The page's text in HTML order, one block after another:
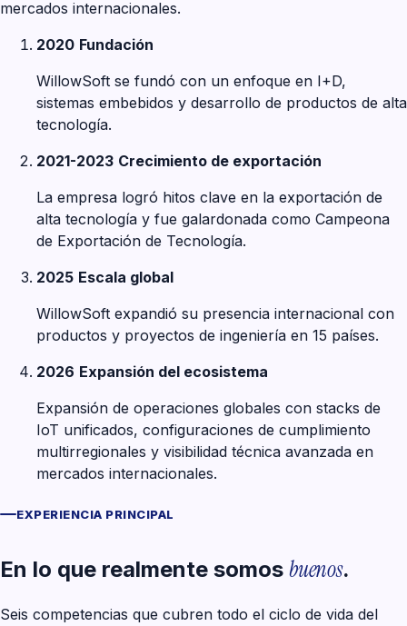
mercados internacionales.
2020 Fundación
WillowSoft se fundó con un enfoque en I+D,
sistemas embebidos y desarrollo de productos de alta
tecnología.
2021-2023 Crecimiento de exportación
La empresa logró hitos clave en la exportación de
alta tecnología y fue galardonada como Campeona
de Exportación de Tecnología.
2025 Escala global
WillowSoft expandió su presencia internacional con
productos y proyectos de ingeniería en 15 países.
2026 Expansión del ecosistema
Expansión de operaciones globales con stacks de
IoT unificados, configuraciones de cumplimiento
multirregionales y visibilidad técnica avanzada en
mercados internacionales.
EXPERIENCIA PRINCIPAL
En lo que realmente somos buenos.
Seis competencias que cubren todo el ciclo de vida del